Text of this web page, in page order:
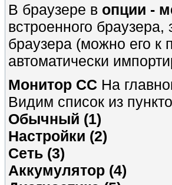
В браузере в опции -
встроенного браузера,
браузера (можно его к
автоматически
Монитор СС На
Видим список из
Обычный (1)
Настройки (2)
Сеть (3)
Аккумулятор (4)